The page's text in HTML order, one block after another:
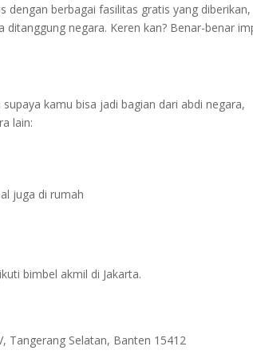
dengan berbagai fasilitas gratis yang diberikan,
negara. Keren kan? Benar-benar
kamu bisa jadi bagian dari abdi negara,
lain:
juga di rumah
bimbel akmil di Jakarta.
Tangerang Selatan, Banten 15412